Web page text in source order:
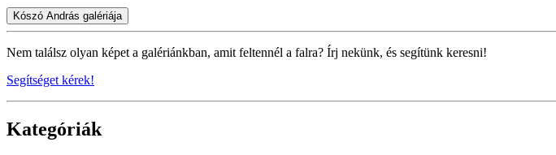
Kószó András galériája
Nem találsz olyan képet a galériánkban, amit feltennél a falra? Írj nekünk, és segítünk keresni!
Segítséget kérek!
Kategóriák